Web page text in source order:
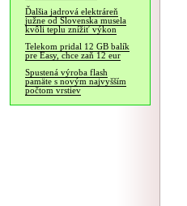
Ďalšia jadrová elektráreň
južne od Slovenska musela
kvôli teplu znížiť výkon
Telekom pridal 12 GB balík
pre Easy, chce zaň 12 eur
Spustená výroba flash
pamäte s novým najvyšším
počtom vrstiev